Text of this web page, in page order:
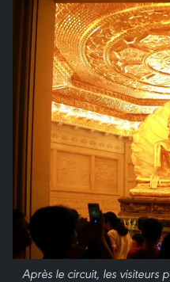
Après le circuit, les visiteurs